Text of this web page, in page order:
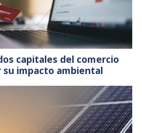
capitales del comercio
impacto ambiental